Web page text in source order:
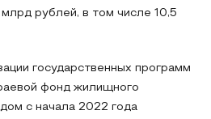
рублей, в том числе 10,5
государственных программ
фонд жилищного
с начала 2022 года